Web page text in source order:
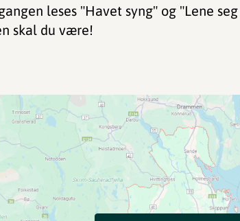
leses "Havet syng" og "Lene
skal du være!